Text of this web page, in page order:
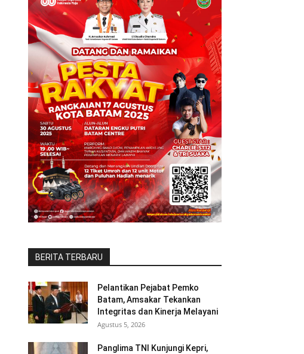
BERITA TERBARU
Pelantikan Pejabat Pemko
Batam, Amsakar Tekankan
Integritas dan Kinerja Melayani
Agustus 5, 2026
Panglima TNI Kunjungi Kepri,